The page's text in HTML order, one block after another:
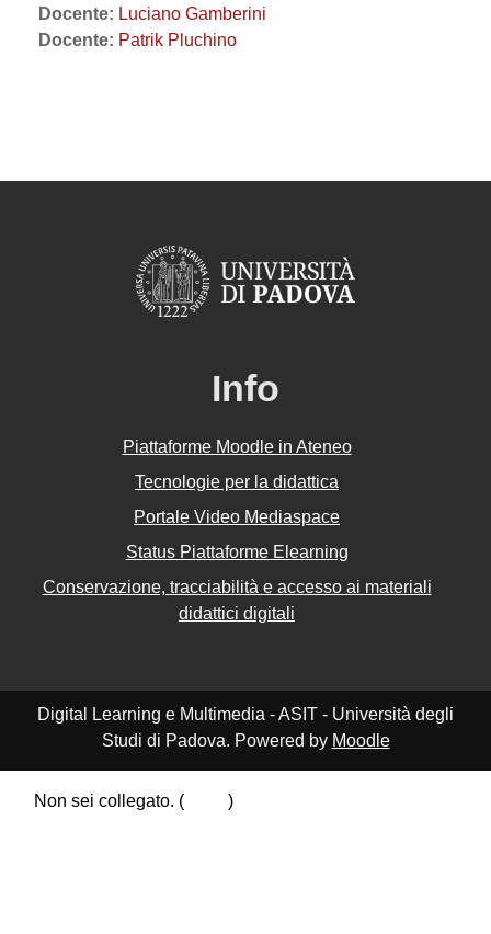
Docente: Luciano Gamberini
Docente: Patrik Pluchino
Info
Piattaforme Moodle in Ateneo
Tecnologie per la didattica
Portale Video Mediaspace
Status Piattaforme Elearning
Conservazione, tracciabilità e accesso ai materiali
didattici digitali
Digital Learning e Multimedia - ASIT - Università degli
Studi di Padova. Powered by Moodle
Non sei collegato. (
)